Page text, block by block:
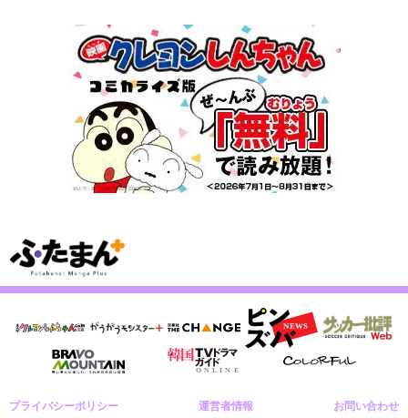
プライバシーポリシー 運営者情報 お問い合わせ